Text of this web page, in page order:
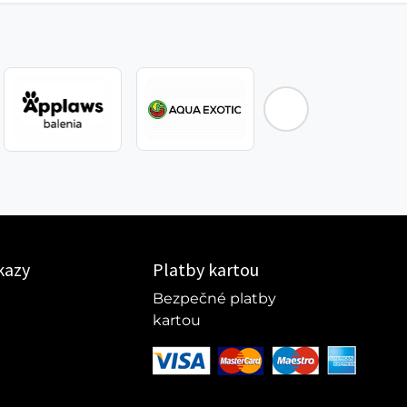
Platby kartou
Bezpečné platby
kartou